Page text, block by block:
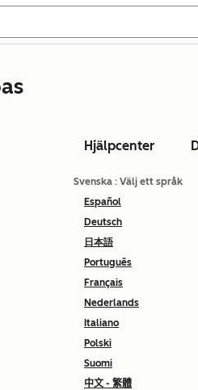
Hjälpcenter
Svenska : Välj ett språk
Español
Deutsch
日本語
Português
Français
Nederlands
Italiano
Polski
Suomi
中文 - 繁體